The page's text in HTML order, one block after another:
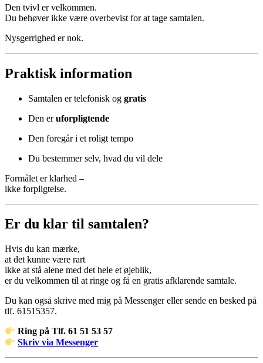
Den tvivl er velkommen.
Du behøver ikke være overbevist for at tage samtalen.
Nysgerrighed er nok.
Praktisk information
Samtalen er telefonisk og gratis
Den eruforpligtende
Den foregår i et roligt tempo
Du bestemmer selv, hvad du vil dele
Formålet er klarhed –
ikke forpligtelse.
Er du klar til samtalen?
Hvis du kan mærke,
at det kunne være rart
ikke at stå alene med det hele et øjeblik,
er du velkommen til at ringe og få en gratis afklarende samtale.
Du kan også skrive med mig på Messenger eller sende en besked på
tlf. 61515357.
Ring på Tlf. 61 51 53 57
Skriv via Messenger